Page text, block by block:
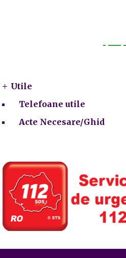
Utile
Telefoane utile
Acte Necesare/Ghid